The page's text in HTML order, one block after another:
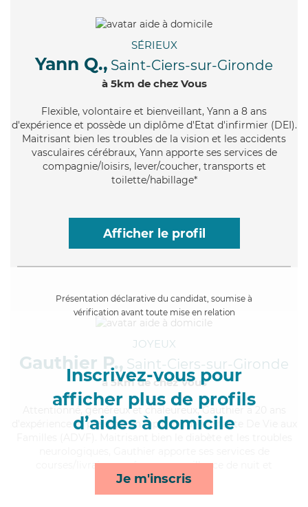
SÉRIEUX
Yann Q., Saint-Ciers-sur-Gironde
à 5km de chez Vous
Flexible, volontaire et bienveillant, Yann a 8 ans
d'expérience et possède un diplôme d'Etat d'infirmier (DEI).
Maitrisant bien les troubles de la vision et les accidents
vasculaires cérébraux, Yann apporte ses services de
compagnie/loisirs, lever/coucher, transports et
toilette/habillage*
Afficher le profil
Présentation déclarative du candidat, soumise à
vérification avant toute mise en relation
Inscrivez-vous pour
afficher plus de profils
d’aides à domicile
Je m'inscris
JOYEUX
Gauthier P., Saint-Ciers-sur-Gironde
à 5km de chez Vous
, généreux et chaleureux, Gauthier a 20 ans
d'expérience et possède un diplôme d'Assistante De Vie aux
courses/livraison, ménage, surveillance de nuit et
toilette/habillage*